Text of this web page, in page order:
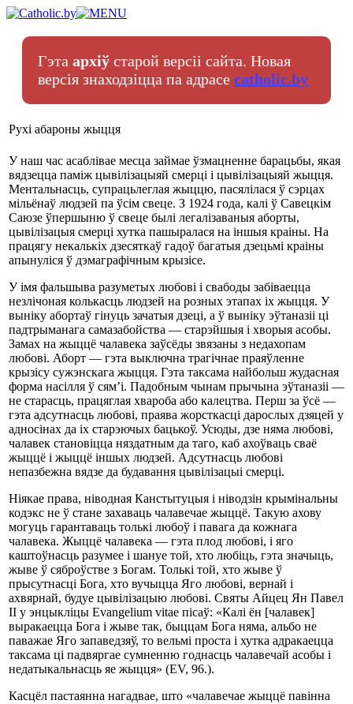
Гэта архіў старой версіі сайта. Новая
версія знаходзіцца па адрасе catholic.by
Рухі абароны жыцця
У наш час асаблівае месца займае ўзмацненне барацьбы, якая
вядзецца паміж цывілізацыяй смерці і цывілізацыяй жыцця.
Ментальнасць, супрацьлеглая жыццю, пасялілася ў сэрцах
мільёнаў людзей па ўсім свеце. З 1924 года, калі ў Савецкім
Саюзе ўпершыню ў свеце былі легалізаваныя аборты,
цывілізацыя смерці хутка пашыралася на іншыя краіны. На
працягу некалькіх дзесяткаў гадоў багатыя дзецьмі краіны
апынуліся ў дэмаграфічным крызісе.
У імя фальшыва разуметых любові і свабоды забіваецца
незлічоная колькасць людзей на розных этапах іх жыцця. У
выніку абортаў гінуць зачатыя дзеці, а ў выніку эўтаназіі ці
падтрыманага самазабойства — старэйшыя і хворыя асобы.
Замах на жыццё чалавека заўсёды звязаны з недахопам
любові. Аборт — гэта выключна трагічнае праяўленне
крызісу сужэнскага жыцця. Гэта таксама найбольш жудасная
форма насілля ў сям’і. Падобным чынам прычына эўтаназіі —
не старасць, працяглая хвароба або калецтва. Перш за ўсё —
гэта адсутнасць любові, праява жорсткасці дарослых дзяцей у
адносінах да іх старэючых бацькоў. Усюды, дзе няма любові,
чалавек становіцца няздатным да таго, каб ахоўваць сваё
жыццё і жыццё іншых людзей. Адсутнасць любові
непазбежна вядзе да будавання цывілізацыі смерці.
Ніякае права, ніводная Канстытуцыя і ніводзін крымінальны
кодэкс не ў стане захаваць чалавечае жыццё. Такую ахову
могуць гарантаваць толькі любоў і павага да кожнага
чалавека. Жыццё чалавека — гэта плод любові, і яго
каштоўнасць разумее і шануе той, хто любіць, гэта значыць,
жыве ў сяброўстве з Богам. Толькі той, хто жыве ў
прысутнасці Бога, хто вучыцца Яго любові, вернай і
ахвярнай, будуе цывілізацыю любові. Святы Айцец Ян Павел
ІІ у энцыкліцы Evangelium vitae пісаў: «Калі ён [чалавек]
выракаецца Бога і жыве так, быццам Бога няма, альбо не
паважае Яго запаведзяў, то вельмі проста і хутка адракаецца
таксама ці падвяргае сумненню годнасць чалавечай асобы і
недатыкальнасць яе жыцця» (EV, 96.).
Касцёл пастаянна нагадвае, што «чалавечае жыццё павінна